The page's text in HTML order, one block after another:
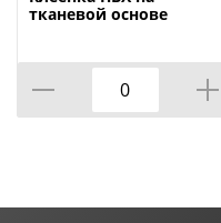
тканевой основе
потертости, грязные
края